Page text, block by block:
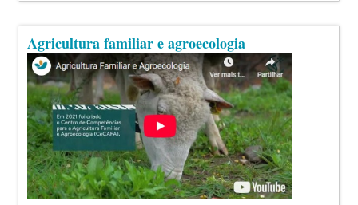
Agricultura familiar e agroecologia